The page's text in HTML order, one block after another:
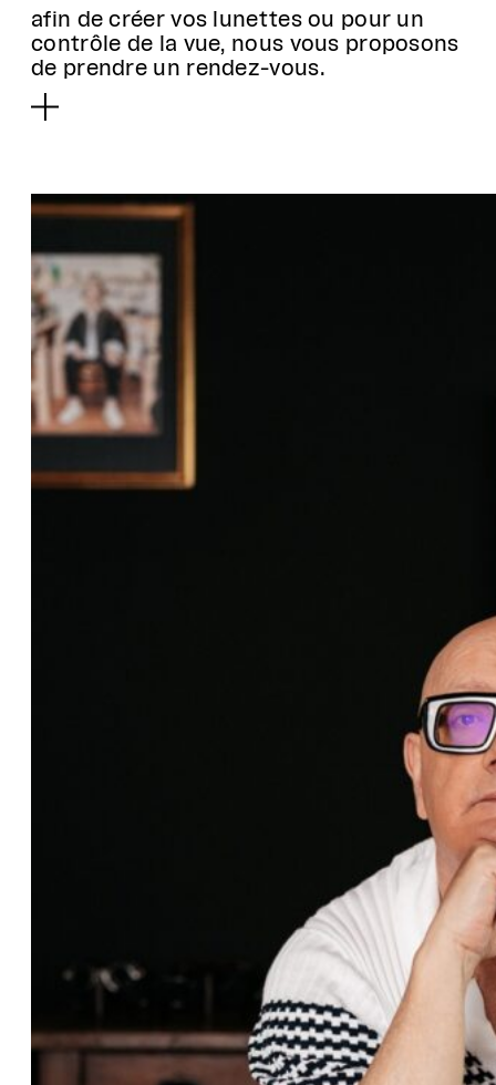
afin de créer vos lunettes ou pour un
contrôle de la vue, nous vous proposons
de prendre un rendez-vous.